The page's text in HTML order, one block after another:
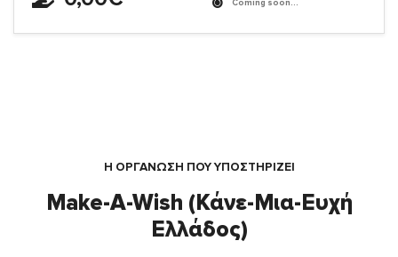
Coming soon...
Η ΟΡΓΆΝΩΣΗ ΠΟΥ ΥΠΟΣΤΗΡΙΖΕΙ
Make-A-Wish (Κάνε-Μια-Ευχή
Ελλάδος)